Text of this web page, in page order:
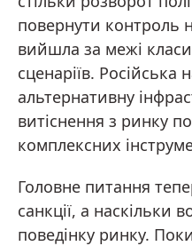
повернути контроль
вийшла за межі
сценаріїв. Російська
альтернативну
витіснення з ринку
комплексних
Головне питання
санкції, а наскільки
поведінку ринку.